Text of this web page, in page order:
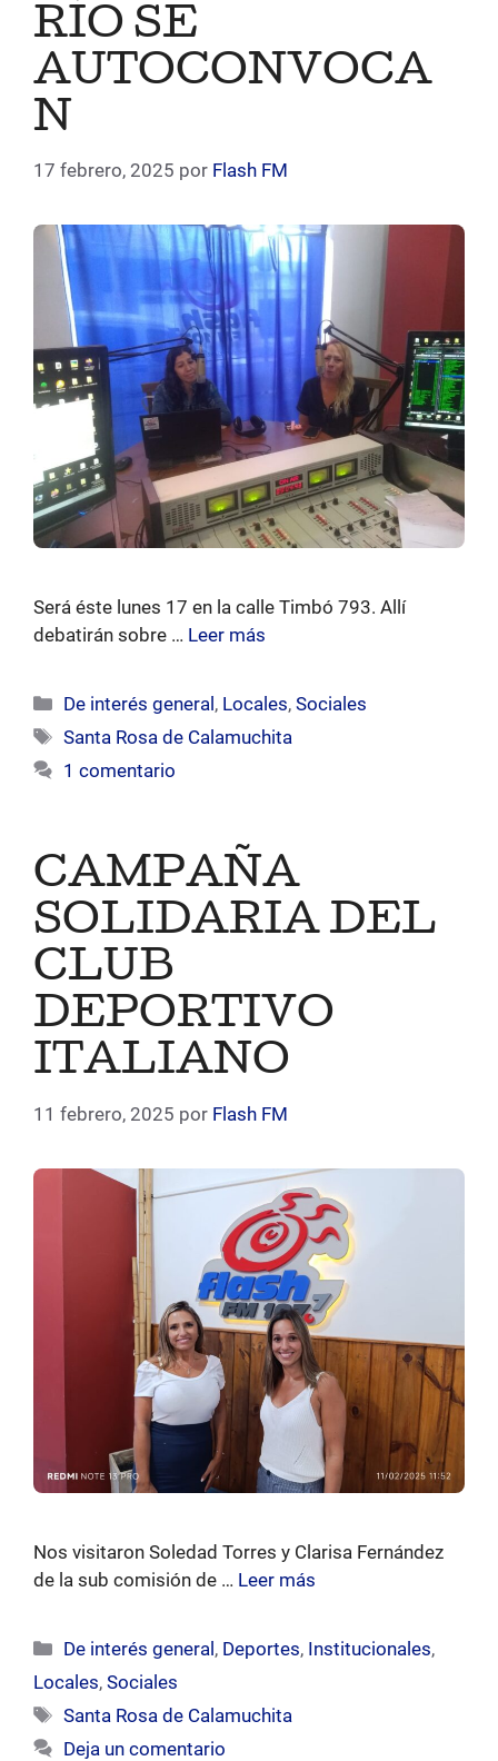
RÍO SE
AUTOCONVOCA
N
17 febrero, 2025 por Flash FM
Será éste lunes 17 en la calle Timbó 793. Allí
debatirán sobre … Leer más
Categorías
De interés general , Locales,Sociales
Etiquetas
Santa Rosa de Calamuchita
1 comentario
CAMPAÑA
SOLIDARIA DEL
CLUB
DEPORTIVO
ITALIANO
11 febrero, 2025 por Flash FM
Nos visitaron Soledad Torres y Clarisa Fernández
de la sub comisión de … Leer más
Categorías
De interés general, Deportes, Institucionales,
Locales, Sociales
Etiquetas
Santa Rosa de Calamuchita
Deja un comentario